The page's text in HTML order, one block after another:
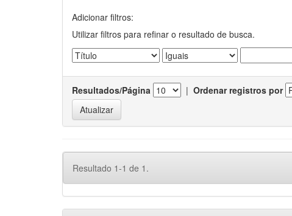
Adicionar filtros:
Utilizar filtros para refinar o resultado de busca.
Resultados/Página | Ordenar registros por
Resultado 1-1 de 1.